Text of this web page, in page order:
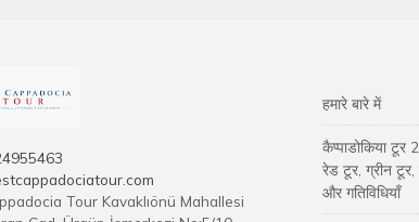
Tour Kavaklıönü Mahallesi
हमारे बारे में
कैप्पाडोकिया टूर
रेड टूर, ग्रीन
और गतिविधियाँ